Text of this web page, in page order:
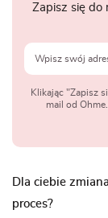
Zapisz się do
Klikając "Zapisz
mail od
Dla ciebie
proces?